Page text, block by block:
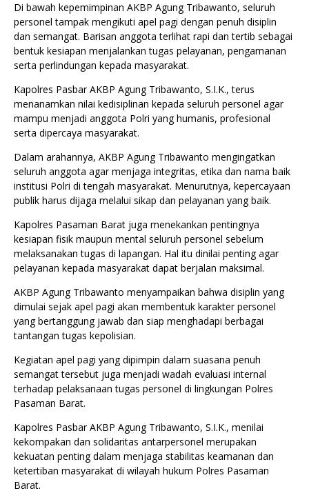
Di bawah kepemimpinan AKBP Agung Tribawanto, seluruh
personel tampak mengikuti apel pagi dengan penuh disiplin
dan semangat. Barisan anggota terlihat rapi dan tertib sebagai
bentuk kesiapan menjalankan tugas pelayanan, pengamanan
serta perlindungan kepada masyarakat.
Kapolres Pasbar AKBP Agung Tribawanto, S.I.K., terus
menanamkan nilai kedisiplinan kepada seluruh personel agar
mampu menjadi anggota Polri yang humanis, profesional
serta dipercaya masyarakat.
Dalam arahannya, AKBP Agung Tribawanto mengingatkan
seluruh anggota agar menjaga integritas, etika dan nama baik
institusi Polri di tengah masyarakat. Menurutnya, kepercayaan
publik harus dijaga melalui sikap dan pelayanan yang baik.
Kapolres Pasaman Barat juga menekankan pentingnya
kesiapan fisik maupun mental seluruh personel sebelum
melaksanakan tugas di lapangan. Hal itu dinilai penting agar
pelayanan kepada masyarakat dapat berjalan maksimal.
AKBP Agung Tribawanto menyampaikan bahwa disiplin yang
dimulai sejak apel pagi akan membentuk karakter personel
yang bertanggung jawab dan siap menghadapi berbagai
tantangan tugas kepolisian.
Kegiatan apel pagi yang dipimpin dalam suasana penuh
semangat tersebut juga menjadi wadah evaluasi internal
terhadap pelaksanaan tugas personel di lingkungan Polres
Pasaman Barat.
Kapolres Pasbar AKBP Agung Tribawanto, S.I.K., menilai
kekompakan dan solidaritas antarpersonel merupakan
kekuatan penting dalam menjaga stabilitas keamanan dan
ketertiban masyarakat di wilayah hukum Polres Pasaman
Barat.